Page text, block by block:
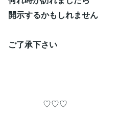
開示するかもしれません
ご了承下さい
♡♡♡